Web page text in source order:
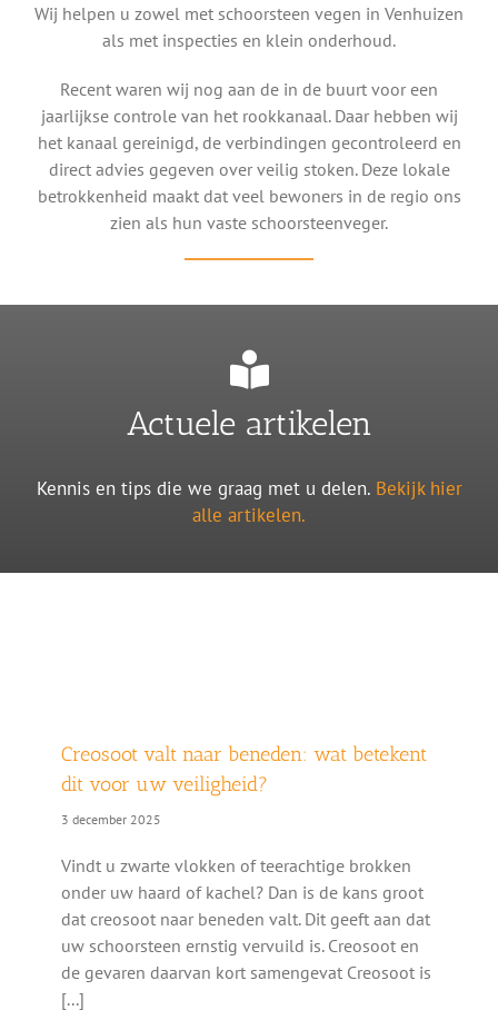
Wij helpen u zowel met schoorsteen vegen in Venhuizen
als met inspecties en klein onderhoud.
Recent waren wij nog aan de in de buurt voor een
jaarlijkse controle van het rookkanaal. Daar hebben wij
het kanaal gereinigd, de verbindingen gecontroleerd en
direct advies gegeven over veilig stoken. Deze lokale
betrokkenheid maakt dat veel bewoners in de regio ons
zien als hun vaste schoorsteenveger.
Actuele artikelen
Kennis en tips die we graag met u delen. Bekijk hier
alle artikelen.
Creosoot valt naar beneden: wat betekent
dit voor uw veiligheid?
3 december 2025
Vindt u zwarte vlokken of teerachtige brokken
onder uw haard of kachel? Dan is de kans groot
dat creosoot naar beneden valt. Dit geeft aan dat
uw schoorsteen ernstig vervuild is. Creosoot en
de gevaren daarvan kort samengevat Creosoot is
[...]